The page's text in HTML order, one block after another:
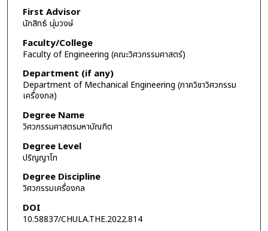
First Advisor
นักสิทธ์ นุ่มวงษ์
Faculty/College
Faculty of Engineering (คณะวิศวกรรมศาสตร์)
Department (if any)
Department of Mechanical Engineering (ภาควิชาวิศวกรรม
เครื่องกล)
Degree Name
วิศวกรรมศาสตรมหาบัณฑิต
Degree Level
ปริญญาโท
Degree Discipline
วิศวกรรมเครื่องกล
DOI
10.58837/CHULA.THE.2022.814